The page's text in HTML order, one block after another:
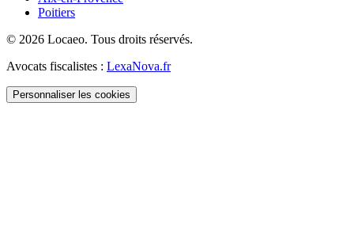
Poitiers
© 2026 Locaeo. Tous droits réservés.
Avocats fiscalistes : LexaNova.fr
Personnaliser les cookies